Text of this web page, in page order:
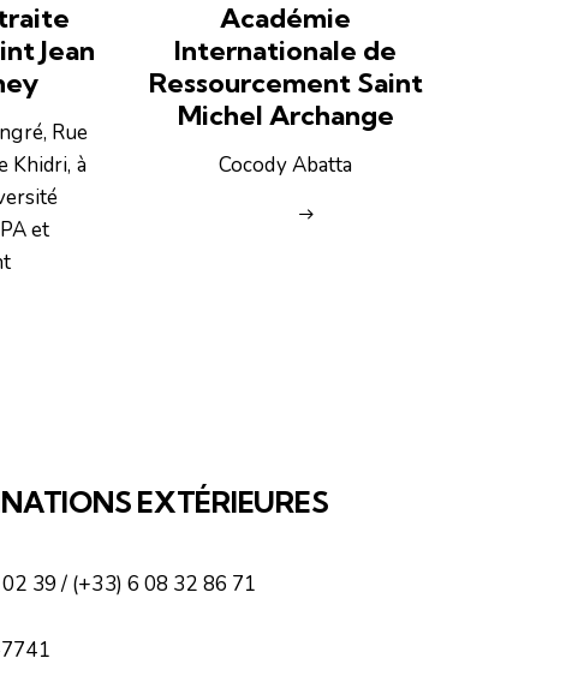
Jean
Rue
Khidri, à
et
Académie
Internationale de
Ressourcement Saint
Michel Archange
Cocody Abatta
EXTÉRIEURES
39 / (+33) 6 08 32 86 71